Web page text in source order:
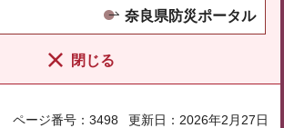
奈良県防災ポータル
閉じる
ページ番号：3498 更新日：2026年2月27日